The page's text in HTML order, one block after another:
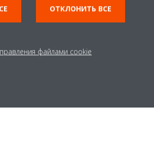
вещей,
успеху.
качество
дилерами
ОТКЛОНИТЬ ВСЕ
файлами cookie